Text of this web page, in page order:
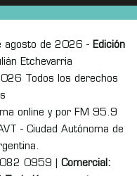
agosto de 2026 - Edición
Etchevarria
Todos los derechos
online y por FM 95.9
- Ciudad Autónoma de
0959 | Comercial: